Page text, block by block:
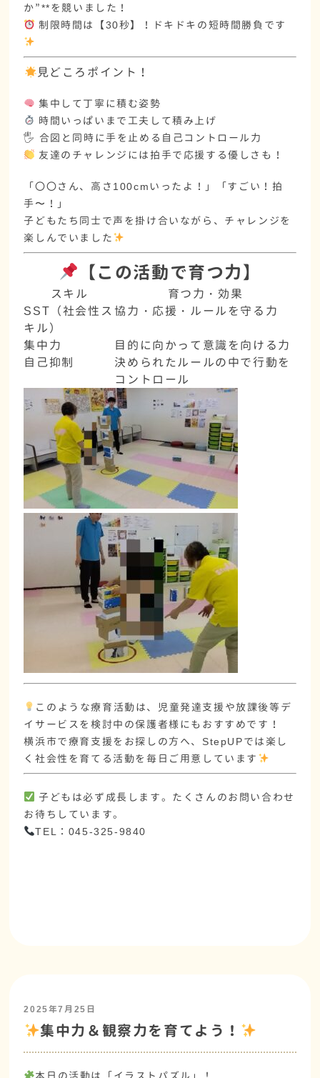
か”**を競いました！
制限時間は【30秒】！ドキドキの短時間勝負です
見どころポイント！
集中して丁寧に積む姿勢
時間いっぱいまで工夫して積み上げ
🖐️ 合図と同時に手を止める自己コントロール力
友達のチャレンジには拍手で応援する優しさ も！
「〇〇さん、高さ100cmいったよ！」「すごい！拍
手〜！」
子どもたち同士で声を掛け合いながら、チャレンジを
楽しんでいました
【この活動で育つ力】
スキル
育つ力・効果
SST（社会性ス
キル）
協力・応援・ルールを守る力
集中力
目的に向かって意識を向ける力
自己抑制
決められたルールの中で行動を
コントロール
このような療育活動は、
児童発達支援や放課後等デ
イサービスを検討中の保護者様にもおすすめです！
横浜市で療育支援をお探しの方へ、StepUPでは楽し
く社会性を育てる活動を毎日ご用意しています
子どもは必ず成長します。たくさんのお問い合わせ
お待ちしています。
TEL：045-325-9840
2025年7月25日
集中力＆観察力を育てよう！